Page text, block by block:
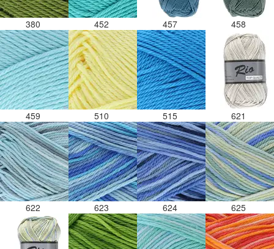
380 452 457 458
459 510 515 621
622 623 624 625